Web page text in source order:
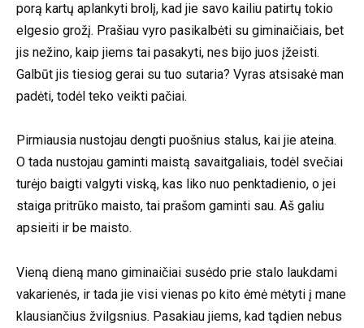
porą kartų aplankyti brolį, kad jie savo kailiu patirtų tokio
elgesio grožį. Prašiau vyro pasikalbėti su giminaičiais, bet
jis nežino, kaip jiems tai pasakyti, nes bijo juos įžeisti.
Galbūt jis tiesiog gerai su tuo sutaria? Vyras atsisakė man
padėti, todėl teko veikti pačiai.
Pirmiausia nustojau dengti puošnius stalus, kai jie ateina.
O tada nustojau gaminti maistą savaitgaliais, todėl svečiai
turėjo baigti valgyti viską, kas liko nuo penktadienio, o jei
staiga pritrūko maisto, tai prašom gaminti sau. Aš galiu
apsieiti ir be maisto.
Vieną dieną mano giminaičiai susėdo prie stalo laukdami
vakarienės, ir tada jie visi vienas po kito ėmė mėtyti į mane
klausiančius žvilgsnius. Pasakiau jiems, kad tądien nebus